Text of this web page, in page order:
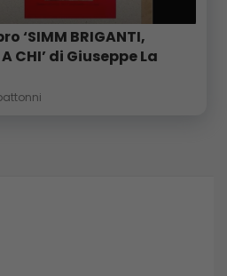
‘SIMM BRIGANTI,
CHI’ di Giuseppe La